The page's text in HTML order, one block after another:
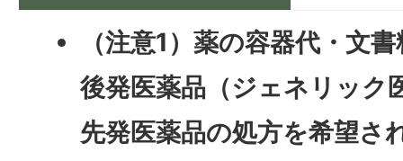
（注意1）薬の容器代・文
後発医薬品（ジェネリック
先発医薬品の処方を希望さ